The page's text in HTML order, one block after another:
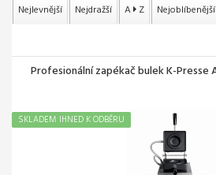
Nejlevnější Nejdražší A Z Nejoblíbenější
Profesionální zapékač bulek K-Presse
SKLADEM IHNED K ODBĚRU